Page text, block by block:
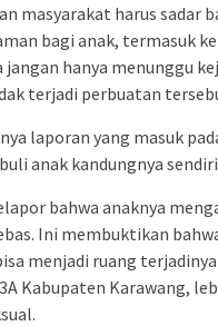
masyarakat harus sadar
bagi anak, termasuk
jangan hanya menunggu
terjadi perbuatan
laporan yang masuk
anak kandungnya
bahwa anaknya
Ini membuktikan
menjadi ruang
Kabupaten Karawang,